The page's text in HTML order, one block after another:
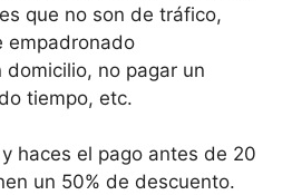
que no son de tráfico,
empadronado
no pagar un
tiempo, etc.
haces el pago antes de 20
un 50% de descuento.